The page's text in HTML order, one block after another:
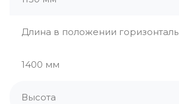
Длина в положении горизонталь
1400 мм
Высота